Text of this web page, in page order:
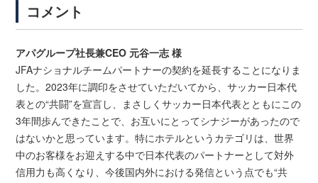
コメント
アパグループ社長兼CEO 元谷一志 様
JFAナショナルチームパートナーの契約を延長することになりま
した。2023年に調印をさせていただいてから、サッカー日本代
表との“共闘”を宣言し、まさしくサッカー日本代表とともにこの
3年間歩んできたことで、お互いにとってシナジーがあったので
はないかと思っています。特にホテルというカテゴリは、世界
中のお客様をお迎えする中で日本代表のパートナーとして対外
信用力も高くなり、今後国内外における発信という点でも“共